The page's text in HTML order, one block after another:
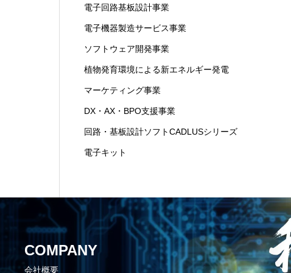
電子回路基板設計事業
電子機器製造サービス事業
ソフトウェア開発事業
植物発育環境による新エネルギー発電
マーケティング事業
DX・AX・BPO支援事業
回路・基板設計ソフトCADLUSシリーズ
電子キット
COMPANY
会社概要